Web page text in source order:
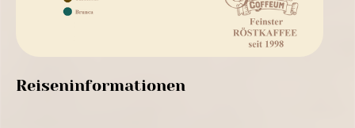
Reiseninformationen